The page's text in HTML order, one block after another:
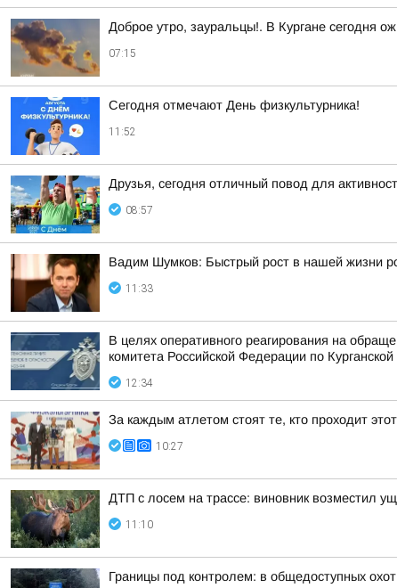
Доброе утро, зауральцы!. В Кургане сегодня
07:15
Сегодня отмечают День физкультурника!
11:52
Друзья, сегодня отличный повод для
08:57
Вадим Шумков: Быстрый рост в нашей жизни
11:33
В целях оперативного реагирования на
комитета Российской Федерации по
12:34
За каждым атлетом стоят те, кто проходит
10:27
ДТП с лосем на трассе: виновник возместил
11:10
Границы под контролем: в общедоступных